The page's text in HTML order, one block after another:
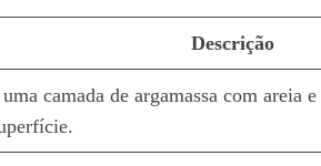
Descrição
camada de argamassa com areia